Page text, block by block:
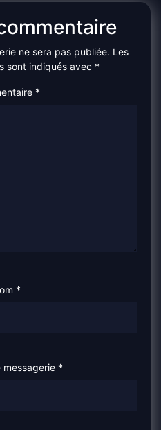
ne sera pas publiée. Les
sont indiqués avec *
*
*
messagerie *